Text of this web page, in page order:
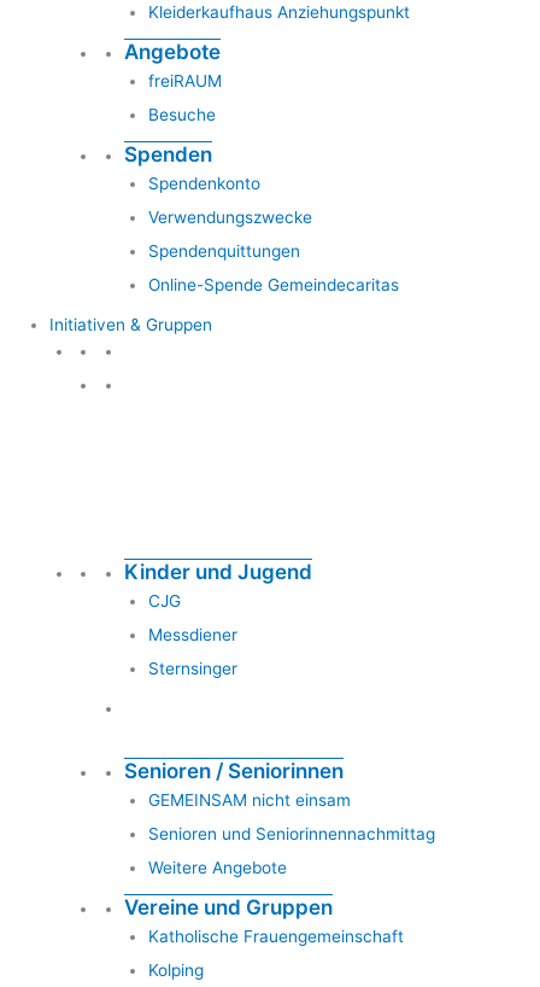
Kleiderkaufhaus Anziehungspunkt
Angebote
freiRAUM
Besuche
Spenden
Spendenkonto
Verwendungszwecke
Spendenquittungen
Online-Spende Gemeindecaritas
Initiativen & Gruppen
Kinder und Jugend
CJG
Messdiener
Sternsinger
Senioren / Seniorinnen
GEMEINSAM nicht einsam
Senioren und Seniorinnennachmittag
Weitere Angebote
Vereine und Gruppen
Katholische Frauengemeinschaft
Kolping